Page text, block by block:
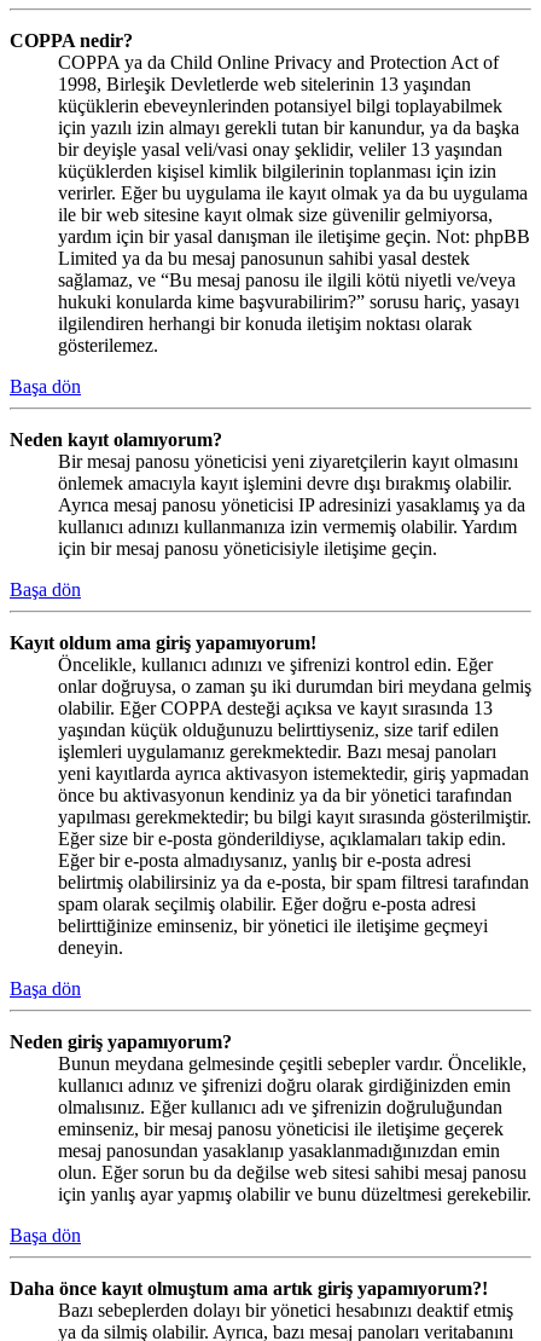
COPPA nedir?
COPPA ya da Child Online Privacy and Protection Act of
1998, Birleşik Devletlerde web sitelerinin 13 yaşından
küçüklerin ebeveynlerinden potansiyel bilgi toplayabilmek
için yazılı izin almayı gerekli tutan bir kanundur, ya da başka
bir deyişle yasal veli/vasi onay şeklidir, veliler 13 yaşından
küçüklerden kişisel kimlik bilgilerinin toplanması için izin
verirler. Eğer bu uygulama ile kayıt olmak ya da bu uygulama
ile bir web sitesine kayıt olmak size güvenilir gelmiyorsa,
yardım için bir yasal danışman ile iletişime geçin. Not: phpBB
Limited ya da bu mesaj panosunun sahibi yasal destek
sağlamaz, ve “Bu mesaj panosu ile ilgili kötü niyetli ve/veya
hukuki konularda kime başvurabilirim?” sorusu hariç, yasayı
ilgilendiren herhangi bir konuda iletişim noktası olarak
gösterilemez.
Başa dön
Neden kayıt olamıyorum?
Bir mesaj panosu yöneticisi yeni ziyaretçilerin kayıt olmasını
önlemek amacıyla kayıt işlemini devre dışı bırakmış olabilir.
Ayrıca mesaj panosu yöneticisi IP adresinizi yasaklamış ya da
kullanıcı adınızı kullanmanıza izin vermemiş olabilir. Yardım
için bir mesaj panosu yöneticisiyle iletişime geçin.
Başa dön
Kayıt oldum ama giriş yapamıyorum!
Öncelikle, kullanıcı adınızı ve şifrenizi kontrol edin. Eğer
onlar doğruysa, o zaman şu iki durumdan biri meydana gelmiş
olabilir. Eğer COPPA desteği açıksa ve kayıt sırasında 13
yaşından küçük olduğunuzu belirttiyseniz, size tarif edilen
işlemleri uygulamanız gerekmektedir. Bazı mesaj panoları
yeni kayıtlarda ayrıca aktivasyon istemektedir, giriş yapmadan
önce bu aktivasyonun kendiniz ya da bir yönetici tarafından
yapılması gerekmektedir; bu bilgi kayıt sırasında gösterilmiştir.
Eğer size bir e-posta gönderildiyse, açıklamaları takip edin.
Eğer bir e-posta almadıysanız, yanlış bir e-posta adresi
belirtmiş olabilirsiniz ya da e-posta, bir spam filtresi tarafından
spam olarak seçilmiş olabilir. Eğer doğru e-posta adresi
belirttiğinize eminseniz, bir yönetici ile iletişime geçmeyi
deneyin.
Başa dön
Neden giriş yapamıyorum?
Bunun meydana gelmesinde çeşitli sebepler vardır. Öncelikle,
kullanıcı adınız ve şifrenizi doğru olarak girdiğinizden emin
olmalısınız. Eğer kullanıcı adı ve şifrenizin doğruluğundan
eminseniz, bir mesaj panosu yöneticisi ile iletişime geçerek
mesaj panosundan yasaklanıp yasaklanmadığınızdan emin
olun. Eğer sorun bu da değilse web sitesi sahibi mesaj panosu
için yanlış ayar yapmış olabilir ve bunu düzeltmesi gerekebilir.
Başa dön
Daha önce kayıt olmuştum ama artık giriş yapamıyorum?!
Bazı sebeplerden dolayı bir yönetici hesabınızı deaktif etmiş
ya da silmiş olabilir. Ayrıca, bazı mesaj panoları veritabanını